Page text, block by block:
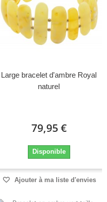
Large bracelet d'ambre Royal
naturel
79,95 €
Disponible
Ajouter à ma liste d'envies